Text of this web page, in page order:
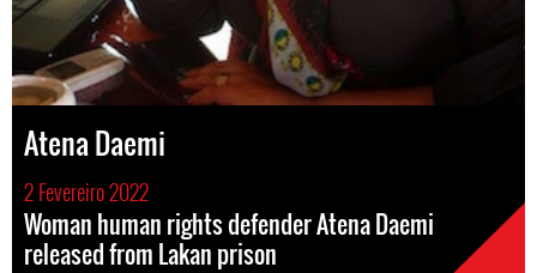
Atena Daemi
2 Fevereiro 2022
Woman human rights defender Atena Daemi
released from Lakan prison